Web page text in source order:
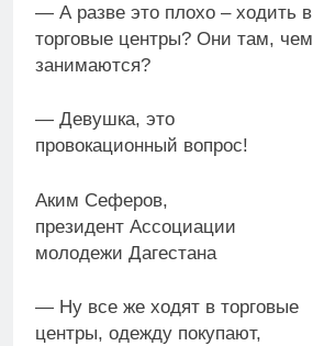
— А разве это плохо – ходить в
торговые центры? Они там, чем
занимаются?
— Девушка, это
провокационный вопрос!
Аким Сеферов,
президент Ассоциации
молодежи Дагестана
— Ну все же ходят в торговые
центры, одежду покупают,